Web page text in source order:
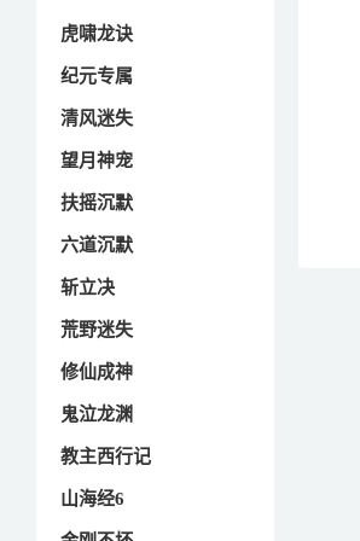
虎啸龙诀
纪元专属
清风迷失
望月神宠
扶摇沉默
六道沉默
斩立决
荒野迷失
修仙成神
鬼泣龙渊
教主西行记
山海经6